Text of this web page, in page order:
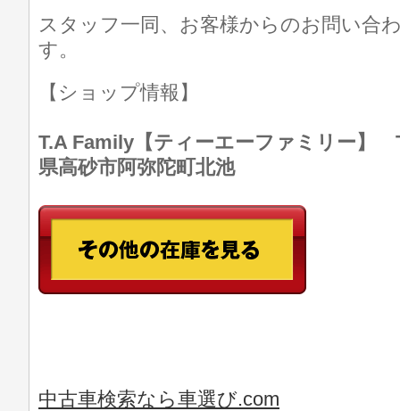
スタッフ一同、お客様からのお問い合
す。
【ショップ情報】
T.A Family【ティーエーファミリー】
県高砂市阿弥陀町北池
中古車検索なら車選び.com